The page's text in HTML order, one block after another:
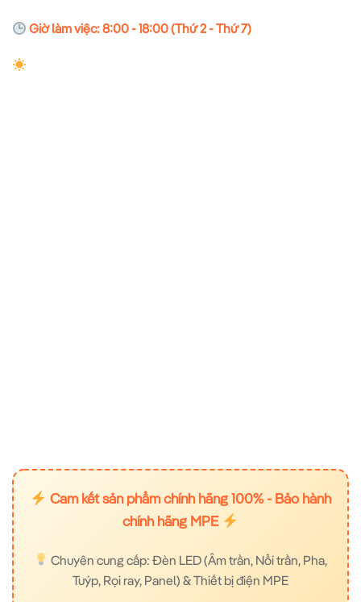
Giờ làm việc: 8:00 - 18:00 (Thứ 2 - Thứ 7)
Cam kết sản phẩm chính hãng 100% - Bảo hành
chính hãng MPE
Chuyên cung cấp: Đèn LED (Âm trần, Nổi trần, Pha,
Tuýp, Rọi ray, Panel) & Thiết bị điện MPE